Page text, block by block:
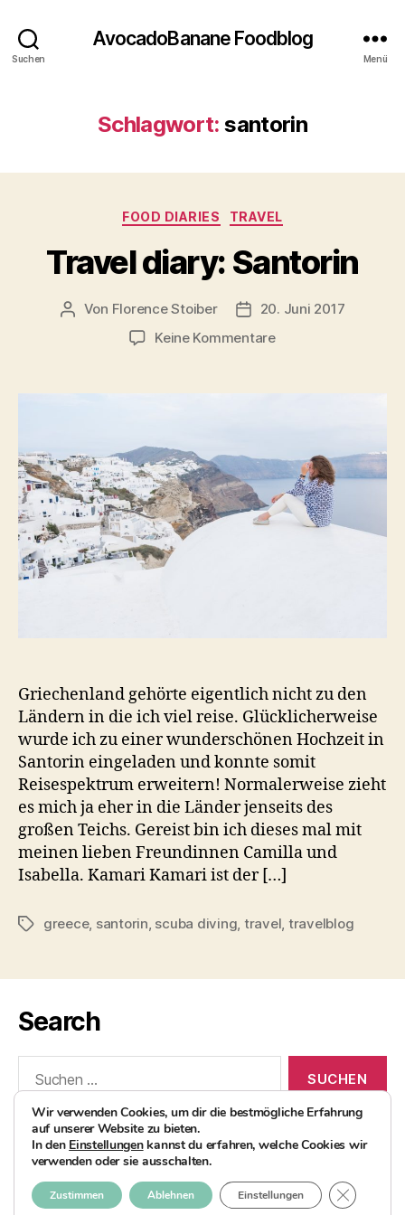
Suchen
AvocadoBanane Foodblog
Menü
Schlagwort: santorin
Kategorien
FOOD DIARIES TRAVEL
Travel diary: Santorin
Beitragsautor
Von Florence Stoiber Veröffentlichungsdatum
20. Juni 2017
Keine Kommentarezu
Griechenland gehörte eigentlich nicht zu den
Ländern in die ich viel reise. Glücklicherweise
wurde ich zu einer wunderschönen Hochzeit in
Santorin eingeladen und konnte somit
Reisespektrum erweitern! Normalerweise zieht
es mich ja eher in die Länder jenseits des
großen Teichs. Gereist bin ich dieses mal mit
meinen lieben Freundinnen Camilla und
Isabella. Kamari Kamari ist der […]
Schlagwörter
greece, santorin, scuba diving, travel, travelblog
Search
nach:
© 2026AvocadoBanane Foodblog
Impressum
Wir verwenden Cookies, um dir die bestmögliche Erfahrung
auf unserer Website zu bieten.
In den Einstellungenkannst du erfahren, welche Cookies wir
verwenden oder sie ausschalten.
Zustimmen Ablehnen Einstellungen GDPR